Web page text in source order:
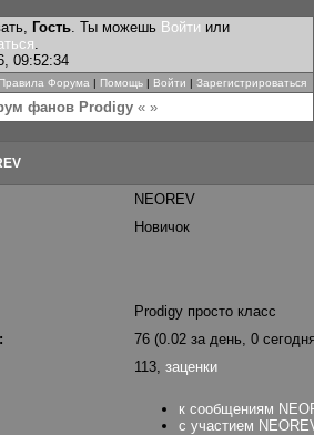
Гость. Ты можешь Войти или
.
09:52:34
Правила Форума | Помощь | Войти | Зарегистрироваться
фанов Prodigy« »
NEOREV
Новичок
Prodigy просто класс
76 (0.02 за день, 0
113, заценки
к сообщениям
с участием